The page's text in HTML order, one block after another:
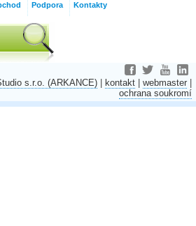
Podpora Kontakty
s.r.o. (ARKANCE) kontakt webmaster
ochrana soukromí